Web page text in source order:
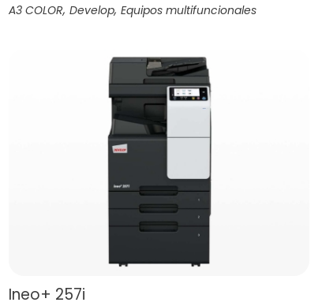
A3 COLOR, Develop, Equipos multifuncionales
Ineo+ 257i